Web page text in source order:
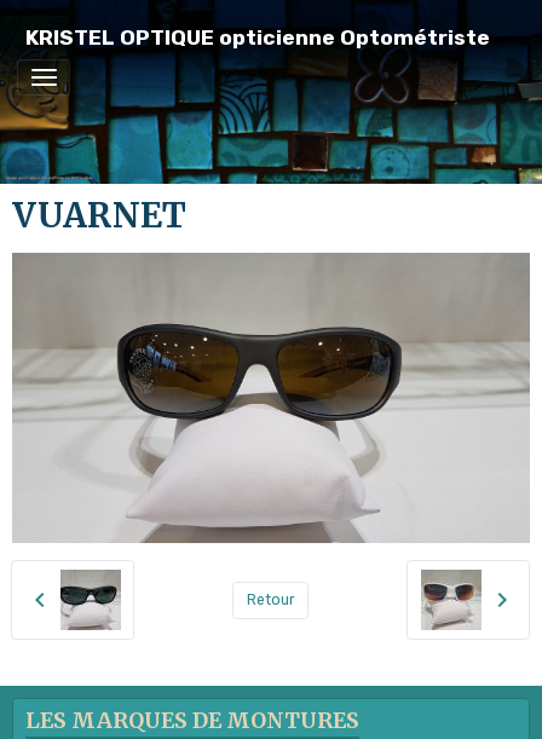
KRISTEL OPTIQUE opticienne Optométriste
VUARNET
Retour
LES MARQUES DE MONTURES